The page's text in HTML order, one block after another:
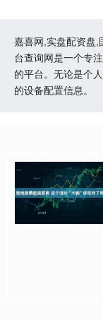
嘉喜网,实盘配资盘
台查询网是一个专
的平台。无论是个
的设备配置信息。